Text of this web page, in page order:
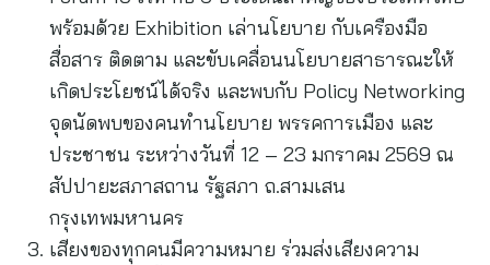
พร้อมด้วย Exhibition เล่านโยบาย กับเครืองมือ
สื่อสาร ติดตาม และขับเคลื่อนนโยบายสาธารณะให้
เกิดประโยชน์ได้จริง และพบกับ Policy Networking
จุดนัดพบของคนทํานโยบาย พรรคการเมือง และ
ประชาชน ระหว่างวันที่ 12 – 23 มกราคม 2569 ณ
สัปปายะสภาสถาน รัฐสภา ถ.สามเสน
กรุงเทพมหานคร
เสียงของทุกคนมีความหมาย ร่วมส่งเสียงความ